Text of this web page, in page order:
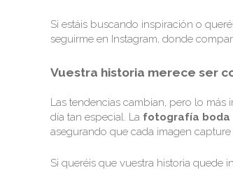
Si estáis buscando inspiración o
seguirme en Instagram , donde
Vuestra historia merece ser
Las tendencias cambian, pero lo más
día tan especial. La fotografía boda
asegurando que cada imagen
Si queréis que vuestra historia quede